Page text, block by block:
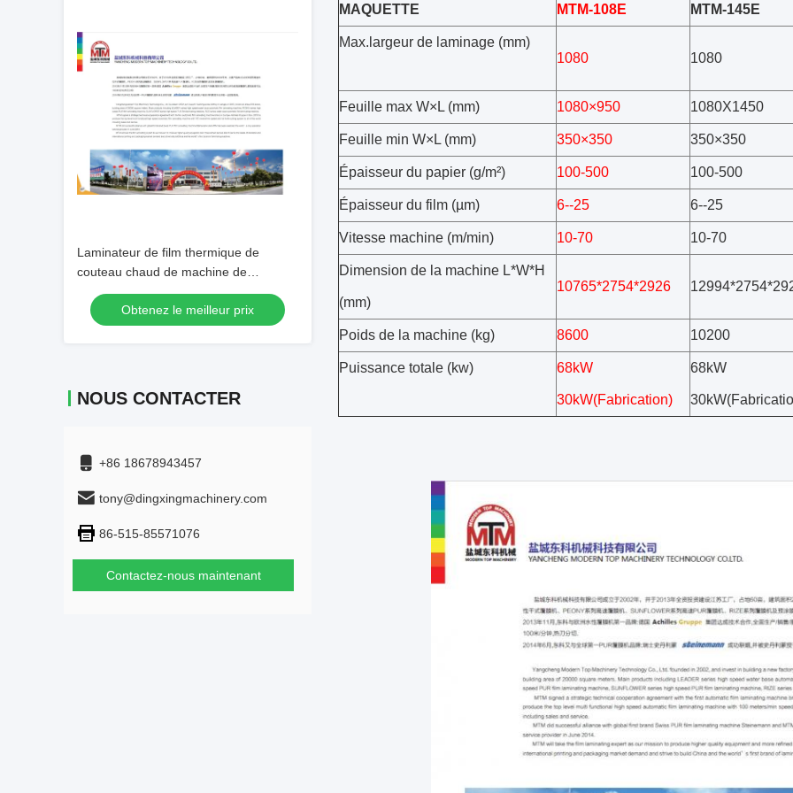
Laminateur de film thermique de
couteau chaud de machine de
lamineur de film de couteau à chaînes
d'OIN
Obtenez le meilleur prix
NOUS CONTACTER
+86 18678943457
tony@dingxingmachinery.com
86-515-85571076
Contactez-nous maintenant
MAQUETTE MTM-108E MTM-145E
Max.largeur de laminage (mm)
1080
1080
Feuille max W×L (mm) 1080×950 1080X1450
Feuille min W×L (mm) 350×350 350×350
Épaisseur du papier (g/m²) 100-500 100-500
Épaisseur du film (µm) 6--25 6--25
Vitesse machine (m/min) 10-70 10-70
Dimension de la machine L*W*H
(mm)
10765*2754*2926
Poids de la machine (kg) 8600 10200
Puissance totale (kw) 68kW
30kW(Fabrication)
68kW